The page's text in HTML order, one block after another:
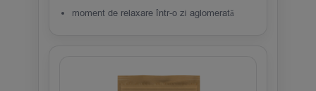
moment de relaxare într-o zi aglomerată